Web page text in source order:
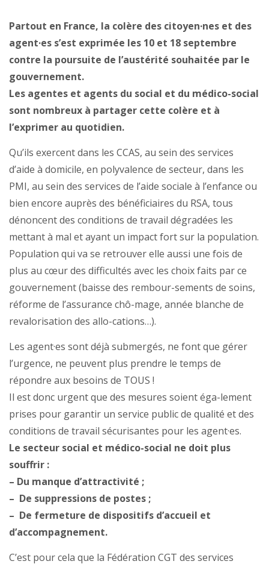
Partout en France, la colère des citoyen·nes et des
agent·es s’est exprimée les 10 et 18 septembre
contre la poursuite de l’austérité souhaitée par le
gouvernement.
Les agentes et agents du social et du médico-social
sont nombreux à partager cette colère et à
l’exprimer au quotidien.
Qu’ils exercent dans les CCAS, au sein des services
d’aide à domicile, en polyvalence de secteur, dans les
PMI, au sein des services de l’aide sociale à l’enfance ou
bien encore auprès des bénéficiaires du RSA, tous
dénoncent des conditions de travail dégradées les
mettant à mal et ayant un impact fort sur la population.
Population qui va se retrouver elle aussi une fois de
plus au cœur des difficultés avec les choix faits par ce
gouvernement (baisse des rembour-sements de soins,
réforme de l’assurance chô-mage, année blanche de
revalorisation des allo-cations…).
Les agent·es sont déjà submergés, ne font que gérer
l’urgence, ne peuvent plus prendre le temps de
répondre aux besoins de TOUS !
Il est donc urgent que des mesures soient éga-lement
prises pour garantir un service public de qualité et des
conditions de travail sécurisantes pour les agent·es.
Le secteur social et médico-social ne doit plus
souffrir :
– Du manque d’attractivité ;
– De suppressions de postes ;
– De fermeture de dispositifs d’accueil et
d’accompagnement.
C’est pour cela que la Fédération CGT des services